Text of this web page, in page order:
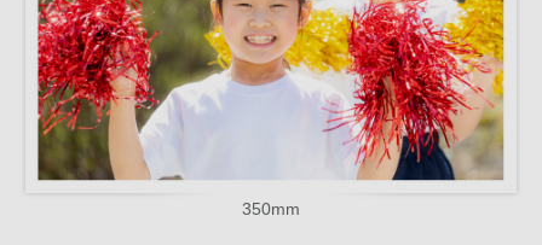
350mm